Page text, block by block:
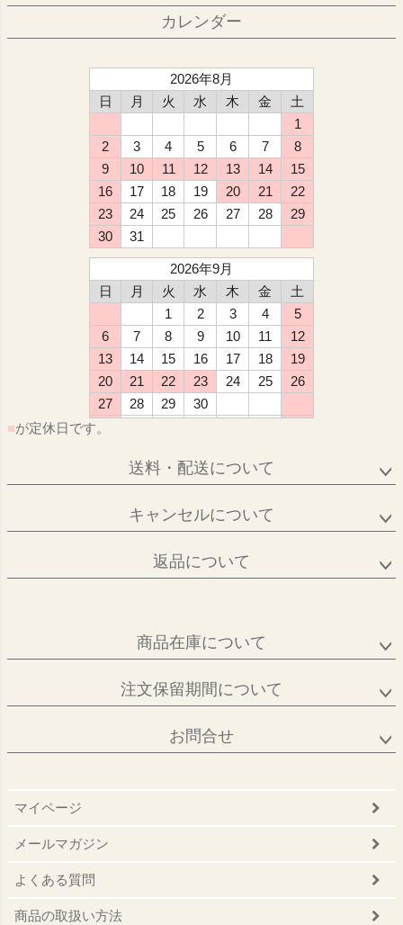
カレンダー
2026年8月
日
月 火 水 木 金
土
1
2
3 4 5 6 7
8
9
10 11 12 13 14
15
16
17 18 19 20 21
22
23
24 25 26 27 28
29
30
31
2026年9月
日
月 火 水 木 金
土
1
2 3 4
5
6
7 8 9 10 11
12
13
14 15 16 17 18
19
20
21 22 23 24 25
26
27
28 29
30
■が定休日です。
送料・配送について
キャンセルについて
返品について
商品在庫について
注文保留期間について
お問合せ
マイページ
メールマガジン
よくある質問
商品の取扱い方法